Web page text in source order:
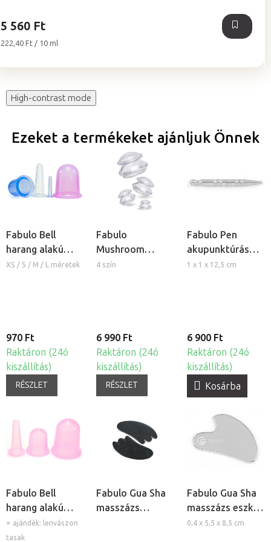
5 560 Ft
Egységár:
222,40 Ft / 10 ml
High-contrast mode
Ezeket a termékeket ajánljuk Önnek
Fabulo Bell
harang alakú
szilikon köpöly
XS / S / M / L méretek
970 Ft
Raktáron (24ó
kiszállítás)
RÉSZLET
Fabulo
Mushroom
gomba alakú
4 szín
6 990 Ft
Raktáron (24ó
kiszállítás)
RÉSZLET
Fabulo Pen
akupunktúrás
toll
1 x 1 x 12,5 cm
6 900 Ft
Raktáron (24ó
kiszállítás)
Kosárba
Fabulo Bell
harang alakú
szilikon köpöly
készlet - lila, 3db
+ ajándék: lenvászon
tasak
Fabulo Gua Sha
masszázs
Fabulo Gua Sha
masszázs eszköz
- Rozsdamentes
0,4 x 5,5 x 8,5 cm